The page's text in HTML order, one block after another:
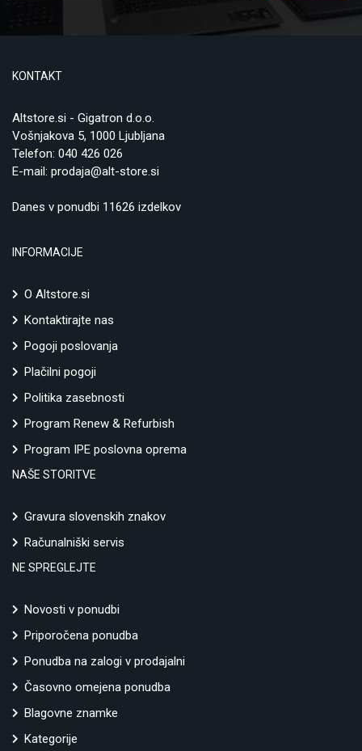
KONTAKT
Altstore.si - Gigatron d.o.o.
Vošnjakova 5, 1000 Ljubljana
Telefon: 040 426 026
E-mail: prodaja@alt-store.si
Danes v ponudbi 11626 izdelkov
INFORMACIJE
O Altstore.si
Kontaktirajte nas
Pogoji poslovanja
Plačilni pogoji
Politika zasebnosti
Program Renew & Refurbish
Program IPE poslovna oprema
NAŠE STORITVE
Gravura slovenskih znakov
Računalniški servis
NE SPREGLEJTE
Novosti v ponudbi
Priporočena ponudba
Ponudba na zalogi v prodajalni
Časovno omejena ponudba
Blagovne znamke
Kategorije